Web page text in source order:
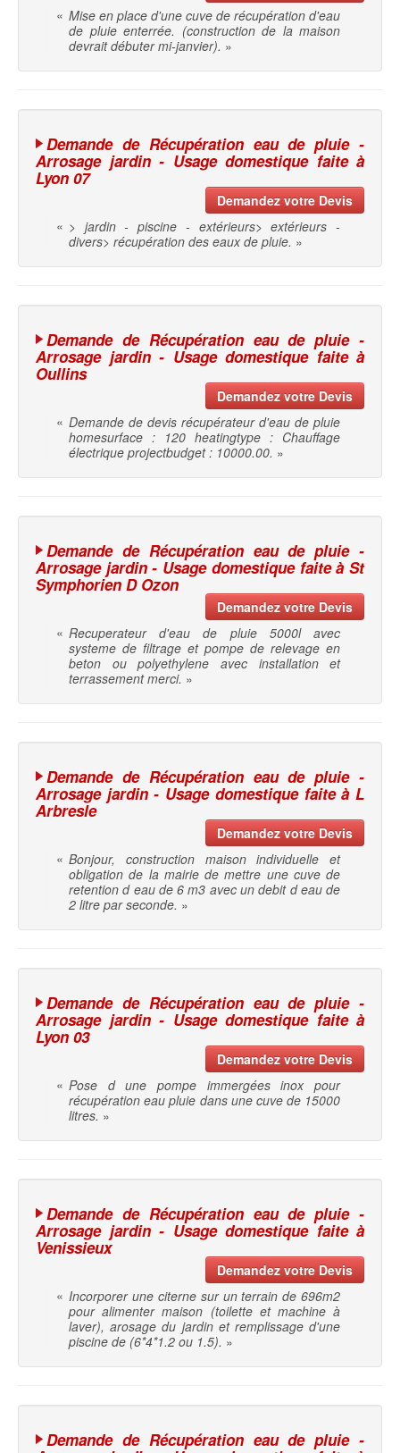
« Mise en place d'une cuve de récupération d'eau
de pluie enterrée. (construction de la maison
devrait débuter mi-janvier). »
Demande de Récupération eau de pluie -
Arrosage jardin - Usage domestique faite à
Lyon 07
Demandez votre Devis
« > jardin - piscine - extérieurs> extérieurs -
divers> récupération des eaux de pluie. »
Demande de Récupération eau de pluie -
Arrosage jardin - Usage domestique faite à
Oullins
Demandez votre Devis
« Demande de devis récupérateur d'eau de pluie
homesurface : 120 heatingtype : Chauffage
électrique projectbudget : 10000.00. »
Demande de Récupération eau de pluie -
Arrosage jardin - Usage domestique faite à St
Symphorien D Ozon
Demandez votre Devis
« Recuperateur d'eau de pluie 5000l avec
systeme de filtrage et pompe de relevage en
beton ou polyethylene avec installation et
terrassement merci. »
Demande de Récupération eau de pluie -
Arrosage jardin - Usage domestique faite à L
Arbresle
Demandez votre Devis
« Bonjour, construction maison individuelle et
obligation de la mairie de mettre une cuve de
retention d eau de 6 m3 avec un debit d eau de
2 litre par seconde. »
Demande de Récupération eau de pluie -
Arrosage jardin - Usage domestique faite à
Lyon 03
Demandez votre Devis
« Pose d une pompe immergées inox pour
récupération eau pluie dans une cuve de 15000
litres. »
Demande de Récupération eau de pluie -
Arrosage jardin - Usage domestique faite à
Venissieux
Demandez votre Devis
« Incorporer une citerne sur un terrain de 696m2
pour alimenter maison (toilette et machine à
laver), arosage du jardin et remplissage d'une
piscine de (6*4*1.2 ou 1.5). »
Demande de Récupération eau de pluie -